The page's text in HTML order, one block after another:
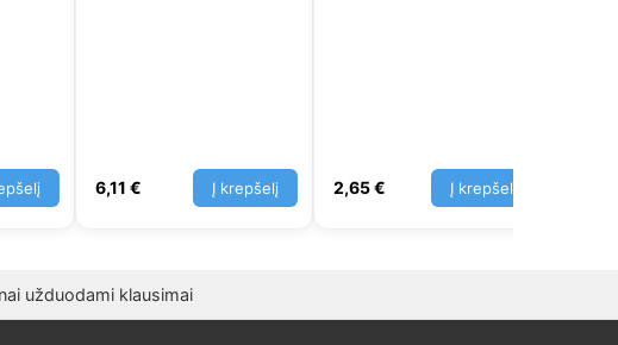
6,11 € Į krepšelį 2,65€ Į krepšelį
užduodami klausimai